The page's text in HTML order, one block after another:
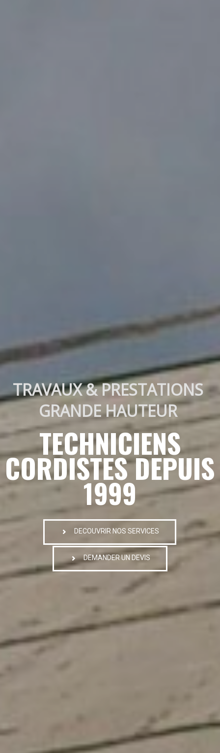
TRAVAUX & PRESTATIONS
GRANDE HAUTEUR
TECHNICIENS
CORDISTES DEPUIS
1999
DECOUVRIR NOS SERVICES
DEMANDER UN DEVIS